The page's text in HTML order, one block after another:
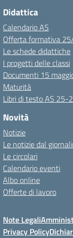
Didattica
Calendario AS
Offerta formativa
Le schede didattiche
I progetti delle classi
Documenti 15
Maturità
Libri di testo AS 25-
Novità
Notizie
Le notizie dal
Le circolari
Calendario eventi
Albo online
Offerte di lavoro
Note Legali
Privacy Policy